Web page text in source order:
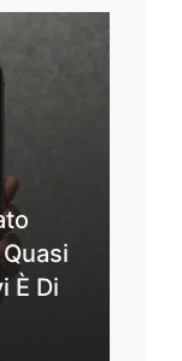
È Di